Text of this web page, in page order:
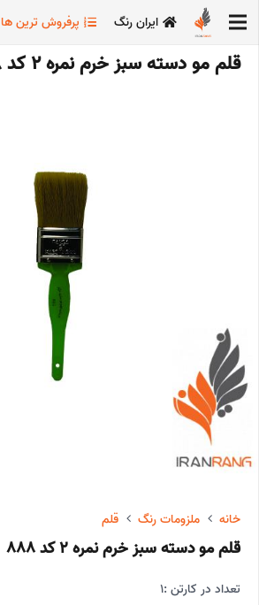
ایران رنگ پرفروش ترین ها
قلم مو دسته سبز خرم نمره 2 کد 888
خانه ملزومات رنگ قلم
قلم مو دسته سبز خرم نمره 2 کد 888
تعداد در کارتن :1